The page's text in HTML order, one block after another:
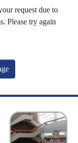
request due to
Please try again